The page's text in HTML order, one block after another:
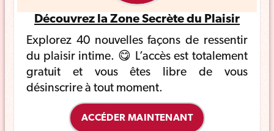
Découvrez la Zone Secrète du Plaisir
Explorez 40 nouvelles façons de ressentir
du plaisir intime. 😋 L’accès est totalement
gratuit et vous êtes libre de vous
désinscrire à tout moment.
ACCÉDER MAINTENANT